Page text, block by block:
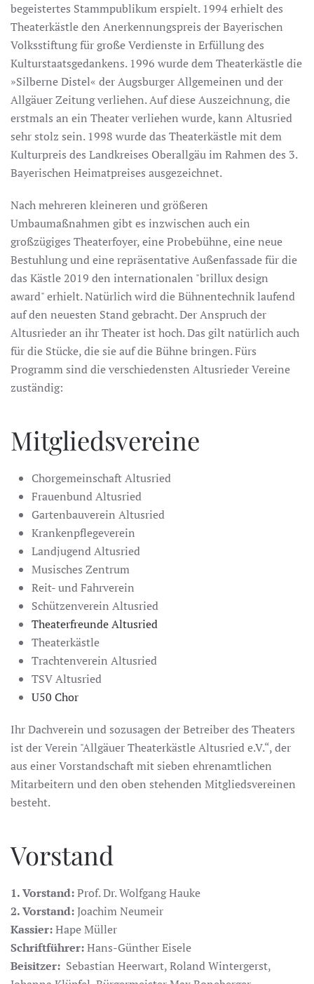
begeistertes Stammpublikum erspielt. 1994 erhielt des
Theaterkästle den Anerkennungspreis der Bayerischen
Volksstiftung für große Verdienste in Erfüllung des
Kulturstaatsgedankens. 1996 wurde dem Theaterkästle die
»Silberne Distel« der Augsburger Allgemeinen und der
Allgäuer Zeitung verliehen. Auf diese Auszeichnung, die
erstmals an ein Theater verliehen wurde, kann Altusried
sehr stolz sein. 1998 wurde das Theaterkästle mit dem
Kulturpreis des Landkreises Oberallgäu im Rahmen des 3.
Bayerischen Heimatpreises ausgezeichnet.
Nach mehreren kleineren und größeren
Umbaumaßnahmen gibt es inzwischen auch ein
großzügiges Theaterfoyer, eine Probebühne, eine neue
Bestuhlung und eine repräsentative Außenfassade für die
das Kästle 2019 den internationalen "brillux design
award" erhielt. Natürlich wird die Bühnentechnik laufend
auf den neuesten Stand gebracht. Der Anspruch der
Altusrieder an ihr Theater ist hoch. Das gilt natürlich auch
für die Stücke, die sie auf die Bühne bringen. Fürs
Programm sind die verschiedensten Altusrieder Vereine
zuständig:
Mitgliedsvereine
Chorgemeinschaft Altusried
Frauenbund Altusried
Gartenbauverein Altusried
Krankenpflegeverein
Landjugend Altusried
Musisches Zentrum
Reit- und Fahrverein
Schützenverein Altusried
Theaterfreunde Altusried
Theaterkästle
Trachtenverein Altusried
TSV Altusried
U50 Chor
Ihr Dachverein und sozusagen der Betreiber des Theaters
ist der Verein "Allgäuer Theaterkästle Altusried e.V.“, der
aus einer Vorstandschaft mit sieben ehrenamtlichen
Mitarbeitern und den oben stehenden Mitgliedsvereinen
besteht.
Vorstand
1. Vorstand:Prof. Dr. Wolfgang Hauke
2. Vorstand:Joachim Neumeir
Kassier:Hape Müller
Schriftführer:Hans-Günther Eisele
Beisitzer: Sebastian Heerwart, Roland Wintergerst,